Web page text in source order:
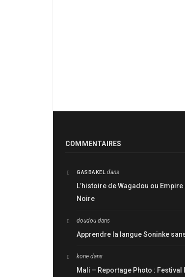
COMMENTAIRES
GASBAKEL dans
L’histoire de Wagadou ou
Noire
doudou dans
Apprendre la langue Soninke
kone dans
Mali – Reportage Photo :